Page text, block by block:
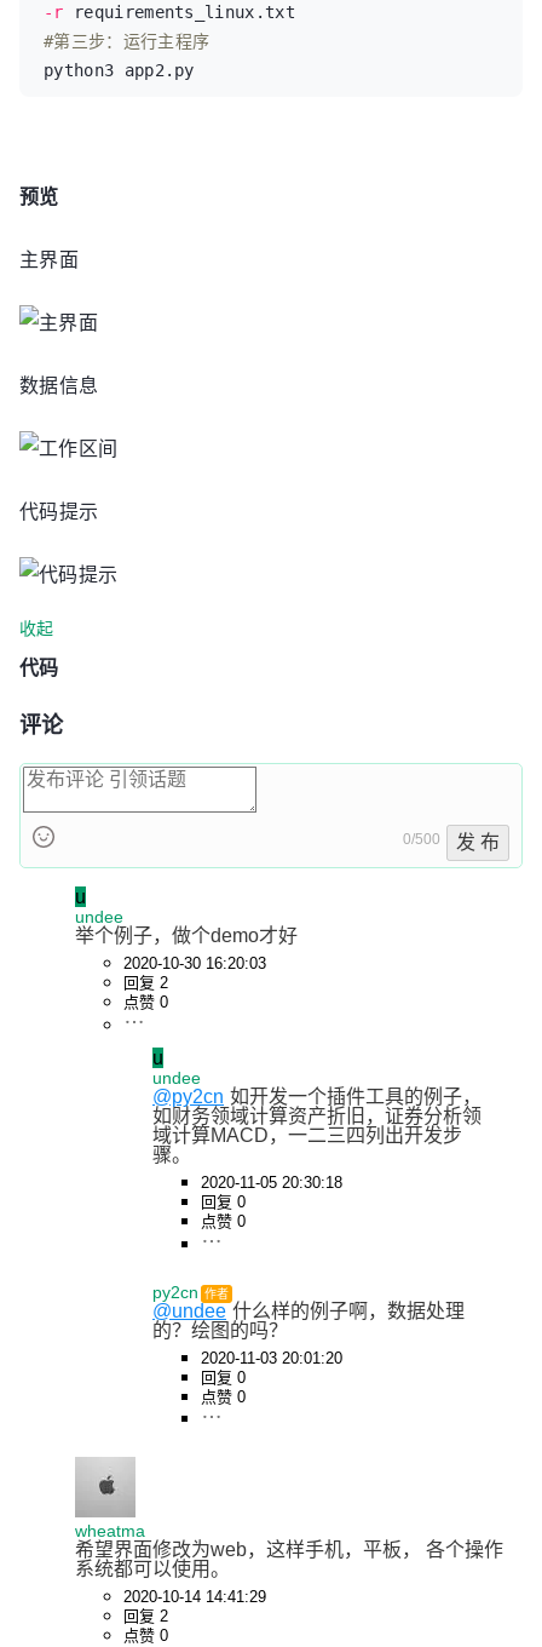
-r
#第三步：运行主程序
python3 app2.py
预览
主界面
数据信息
代码提示
收起
代码
评论
0/500 发 布
u
undee
举个例子，做个demo才好
2020-10-30 16:20:03
回复 2
点赞 0
u
undee
@py2cn 如开发一个插件工具的例子，
如财务领域计算资产折旧，证券分析领
域计算MACD，一二三四列出开发步
骤。
2020-11-05 20:30:18
回复 0
点赞 0
py2cn 作者
@undee 什么样的例子啊，数据处理
的？绘图的吗？
2020-11-03 20:01:20
回复 0
点赞 0
wheatma
希望界面修改为web，这样手机，平板， 各个操作
系统都可以使用。
2020-10-14 14:41:29
回复 2
点赞 0